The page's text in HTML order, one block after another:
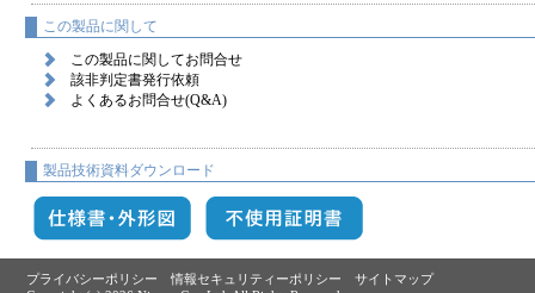
この製品に関して
この製品に関してお問合せ
該非判定書発行依頼
よくあるお問合せ(Q&A)
製品技術資料ダウンロード
プライバシーポリシー 情報セキュリティーポリシー
サイトマップ